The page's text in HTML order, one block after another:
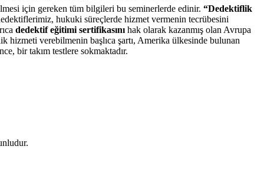
için gereken tüm bilgileri bu seminerlerde edinir. “Dedektiflik
hukuki süreçlerde hizmet vermenin tecrübesini
dedektif eğitimi sertifikasını hak olarak kazanmış olan Avrupa
hizmeti verebilmenin başlıca şartı, Amerika ülkesinde bulunan
bir takım testlere sokmaktadır.